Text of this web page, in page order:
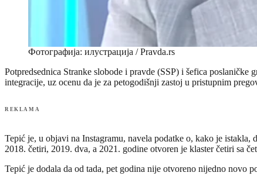
Фотографија: илустрација / Pravda.rs
Potpredsednica Stranke slobode i pravde (SSP) i šefica
integracije, uz ocenu da je za petogodišnji zastoj u pristupnim
REKLAMA
Tepić je, u objavi na Instagramu, navela podatke o, kako je
2018. četiri, 2019. dva, a 2021. godine otvoren je klaster četiri sa
Tepić je dodala da od tada, pet godina nije otvoreno nijedno novo